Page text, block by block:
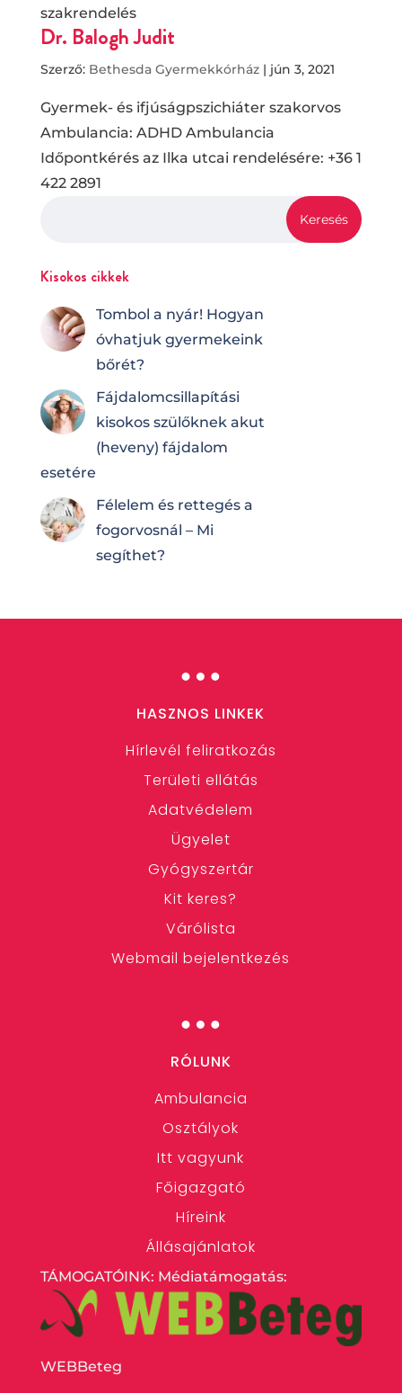
szakrendelés
Dr. Balogh Judit
Szerző: Bethesda Gyermekkórház| jún 3, 2021
Gyermek- és ifjúságpszichiáter szakorvos
Ambulancia: ADHD Ambulancia
Időpontkérés az Ilka utcai rendelésére: +36 1
422 2891
Kisokos cikkek
Tombol a nyár! Hogyan
óvhatjuk gyermekeink
bőrét?
Fájdalomcsilla­pí­tá­si
kisokos szülőknek akut
(heveny) fájdalom
esetére
Félelem és rettegés a
fogorvosnál – Mi
segíthet?
…
HASZNOS LINKEK
Hírlevél feliratkozás
Területi ellátás
Adatvédelem
Ügyelet
Gyógyszertár
Kit keres?
Várólista
Webmail bejelentkezés
…
RÓLUNK
Ambulancia
Osztályok
Itt vagyunk
Főigazgató
Híreink
Állásajánlatok
TÁMOGATÓINK: Médiatámogatás:
WEBBeteg